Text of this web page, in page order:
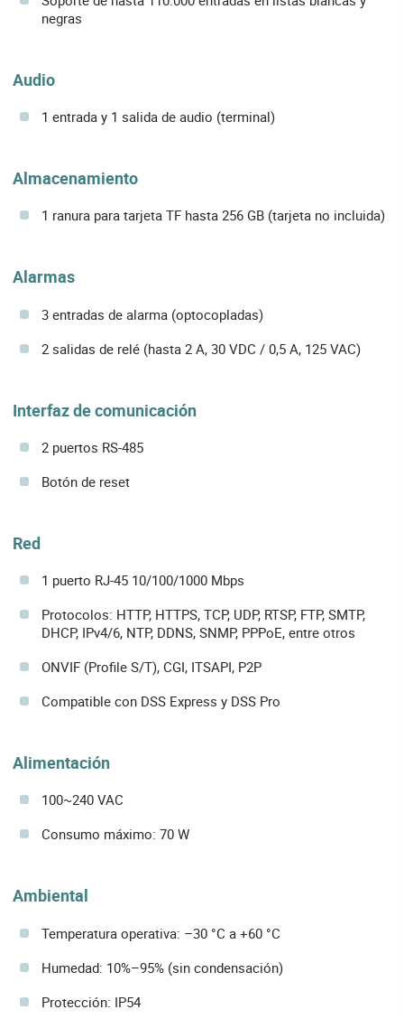
negras
Audio
1 entrada y 1 salida de audio (terminal)
Almacenamiento
1 ranura para tarjeta TF hasta 256 GB (tarjeta no incluida)
Alarmas
3 entradas de alarma (optocopladas)
2 salidas de relé (hasta 2 A, 30 VDC / 0,5 A, 125 VAC)
Interfaz de comunicación
2 puertos RS-485
Botón de reset
Red
1 puerto RJ-45 10/100/1000 Mbps
Protocolos: HTTP, HTTPS, TCP, UDP, RTSP, FTP, SMTP,
DHCP, IPv4/6, NTP, DDNS, SNMP, PPPoE, entre otros
ONVIF (Profile S/T), CGI, ITSAPI, P2P
Compatible con DSS Express y DSS Pro
Alimentación
100~240 VAC
Consumo máximo: 70 W
Ambiental
Temperatura operativa: –30 °C a +60 °C
Humedad: 10%–95% (sin condensación)
Protección: IP54